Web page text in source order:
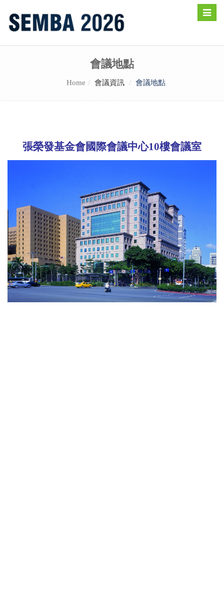
Toggle
會議地點
Home 會議資訊 會議地點
張榮發基金會國際會議中心10樓會議室